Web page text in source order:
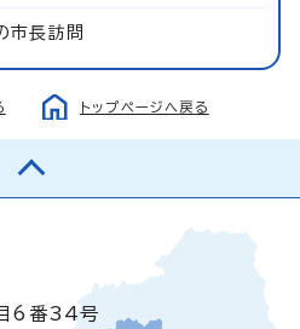
市長訪問
トップページへ戻る
6番34号